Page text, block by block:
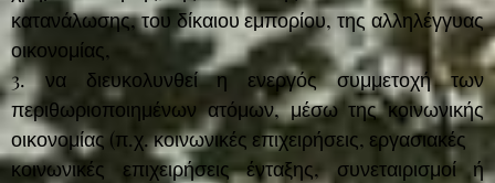
κατανάλωσης, του δίκαιου εμπορίου, της αλληλέγγυας
οικονομίας,
3. να διευκολυνθεί η ενεργός συμμετοχή των
περιθωριοποιημένων ατόμων, μέσω της κοινωνικής
οικονομίας (π.χ. κοινωνικές επιχειρήσεις, εργασιακές
κοινωνικές επιχειρήσεις ένταξης, συνεταιρισμοί ή